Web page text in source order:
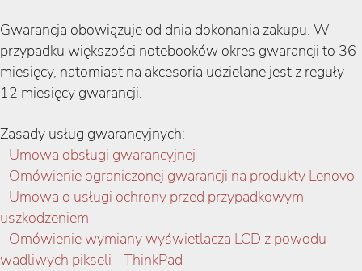
Gwarancja obowiązuje od dnia dokonania zakupu. W
przypadku większości notebooków okres gwarancji to 36
miesięcy, natomiast na akcesoria udzielane jest z reguły
12 miesięcy gwarancji.
Zasady usług gwarancyjnych:
- Umowa obsługi gwarancyjnej
- Omówienie ograniczonej gwarancji na produkty Lenovo
- Umowa o usługi ochrony przed przypadkowym
uszkodzeniem
- Omówienie wymiany wyświetlacza LCD z powodu
wadliwych pikseli - ThinkPad